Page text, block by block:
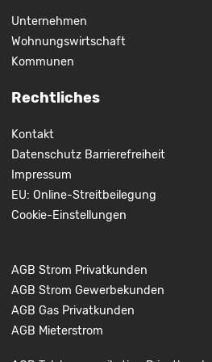
Unternehmen
Wohnungswirtschaft
Kommunen
Rechtliches
Kontakt
Datenschutz Barrierefreiheit
Impressum
EU: Online-Streitbeilegung
Cookie-Einstellungen
AGB Strom Privatkunden
AGB Strom Gewerbekunden
AGB Gas Privatkunden
AGB Mieterstrom